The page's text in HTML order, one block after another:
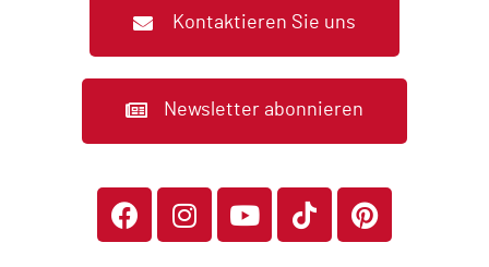
Kontaktieren Sie uns
Newsletter abonnieren